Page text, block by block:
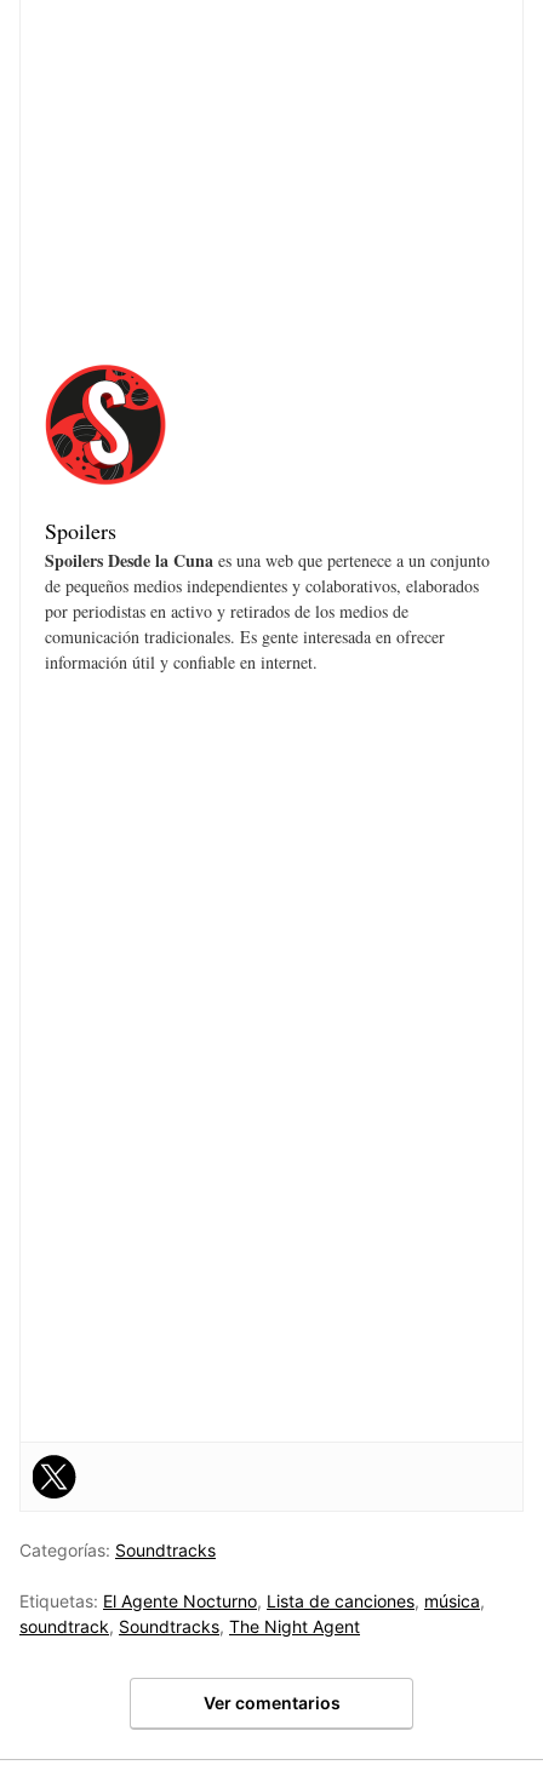
Spoilers
Spoilers Desde la Cuna es una web que pertenece a un conjunto
de pequeños medios independientes y colaborativos, elaborados
por periodistas en activo y retirados de los medios de
comunicación tradicionales. Es gente interesada en ofrecer
información útil y confiable en internet.
Categorías: Soundtracks
Etiquetas: El Agente Nocturno, Lista de canciones, música,
soundtrack, Soundtracks, The Night Agent
Ver comentarios